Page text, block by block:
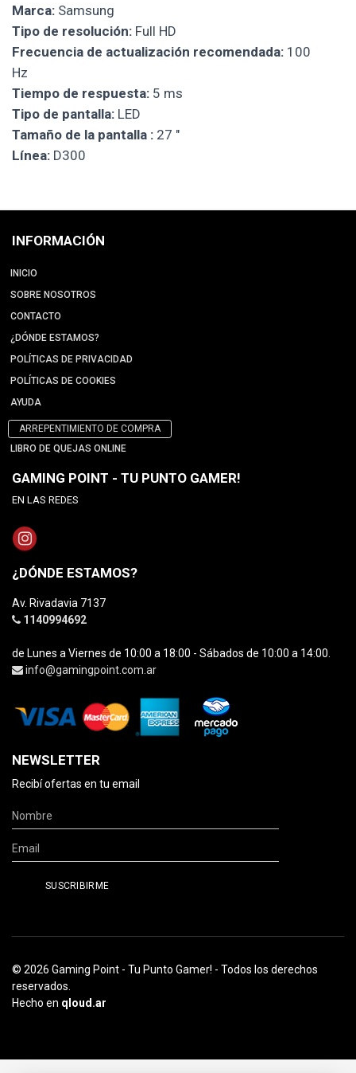
Marca: Samsung
Tipo de resolución: Full HD
Frecuencia de actualización recomendada: 100
Hz
Tiempo de respuesta: 5 ms
Tipo de pantalla: LED
Tamaño de la pantalla : 27 "
Línea: D300
INFORMACIÓN
INICIO
SOBRE NOSOTROS
CONTACTO
¿DÓNDE ESTAMOS?
POLÍTICAS DE PRIVACIDAD
POLÍTICAS DE COOKIES
AYUDA
ARREPENTIMIENTO DE COMPRA
LIBRO DE QUEJAS ONLINE
GAMING POINT - TU PUNTO GAMER!
EN LAS REDES
¿DÓNDE ESTAMOS?
Av. Rivadavia 7137
1140994692
de Lunes a Viernes de 10:00 a 18:00 - Sábados de 10:00 a 14:00.
info@gamingpoint.com.ar
NEWSLETTER
Recibí ofertas en tu email
© 2026 Gaming Point - Tu Punto Gamer! - Todos los derechos
reservados.
Hecho en qloud.ar